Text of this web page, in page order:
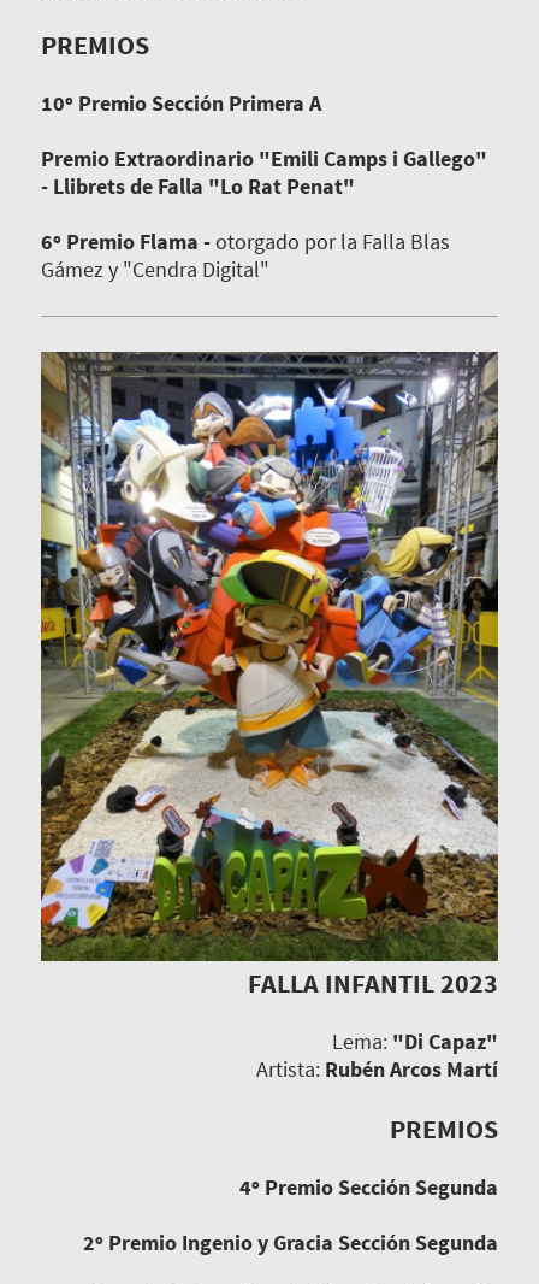
PREMIOS
10º Premio Sección Primera A
Premio Extraordinario "Emili Camps i Gallego"
- Llibrets de Falla "Lo Rat Penat"
6º Premio Flama -otorgado por la Falla Blas
Gámez y "Cendra Digital"
FALLA INFANTIL 2023
Lema: "Di Capaz"
Artista: Rubén Arcos Martí
PREMIOS
4º Premio Sección Segunda
2º Premio Ingenio y Gracia Sección Segunda